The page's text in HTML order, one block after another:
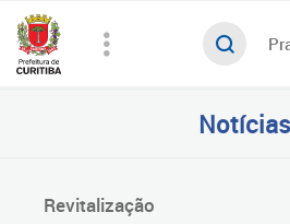
Notícias
Revitalização